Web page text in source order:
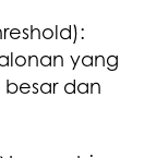
yang
dan